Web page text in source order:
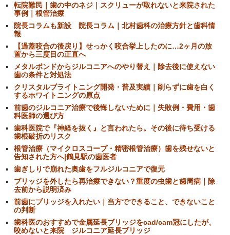
転院難民｜歯の中のネジ｜スクリューが取れないと来院された
事例｜根管治療
院長コラムも新設 院長コラム｜北村歯科の治療方針と歯科情
報
【過蓋咬合の後戻り】せっかく咬合挙上したのに…2ヶ月の放
置から三度目の正直へ
メタルボンドからジルコニアへのやり替え｜除去後に使えない
歯の条件と対処法
クリスタルブライトニング開発・普及実績｜削らずに歯を白く
するホワイトニングの原点
前歯のジルコニア治療で後悔しないために｜失敗例・費用・歯
科医師の選び方
歯科医院で『神経を抜く』と言われたら。その後に待ち受ける
歯根破折のリスク
根管治療（マイクロスコープ・精密根管治療）歯を残せないと
告知された方へ|鶴見駅の歯医者
歯ぎしりで崩れた奥歯をフルジルコニアで復元
ブリッジを外したら再治療できない？重度の虫歯と歯周病｜除
去前から説明済み
前歯にブリッジを入れたい｜当方でできること、できないこと
の判断
歯科医のおすすめで金属延長ブリッジをcad/cam冠にしたが、
咬めないと来院 ジルコニア延長ブリッジ